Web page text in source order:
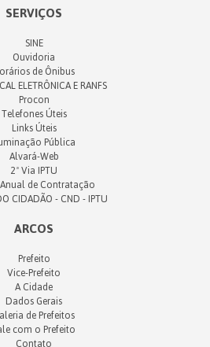
SERVIÇOS
SINE
Ouvidoria
de Ônibus
ELETRÔNICA E RANFS
Procon
Telefones Úteis
Links Úteis
Pública
Alvará-Web
2ª Via IPTU
de Contratação
CIDADÃO - CND - IPTU
ARCOS
Prefeito
Vice-Prefeito
A Cidade
Dados Gerais
de Prefeitos
com o Prefeito